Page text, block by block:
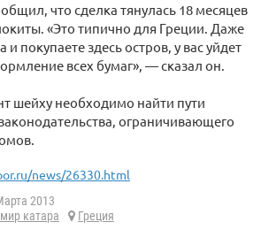
что сделка тянулась 18 месяцев
«Это типично для Греции. Даже
покупаете здесь остров, у вас уйдет
всех бумаг», — сказал он.
шейху необходимо найти пути
ограничивающего
news/26330.html
2013
катара
Греция